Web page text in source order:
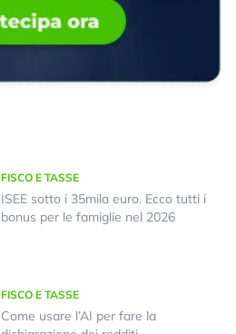
FISCO E TASSE
ISEE sotto i 35mila euro. Ecco tutti i
bonus per le famiglie nel 2026
FISCO E TASSE
Come usare l’AI per fare la